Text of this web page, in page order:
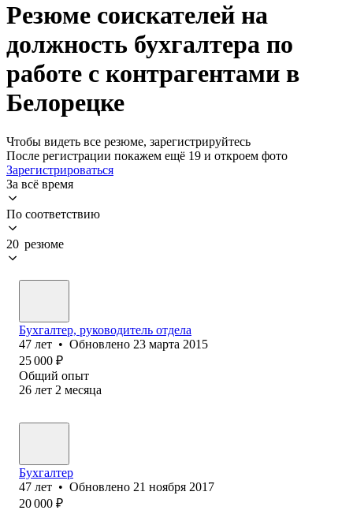
Резюме соискателей на
должность бухгалтера по
работе с контрагентами в
Белорецке
Чтобы видеть все резюме, зарегистрируйтесь
После регистрации покажем ещё 19 и откроем фото
Зарегистрироваться
За всё время
По соответствию
20 резюме
Бухгалтер, руководитель отдела
47 лет • Обновлено 23 марта 2015
25 000 ₽
Общий опыт
26 лет 2 месяца
Бухгалтер
47 лет • Обновлено 21 ноября 2017
20 000 ₽